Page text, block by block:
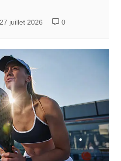
27 juillet 2026 0